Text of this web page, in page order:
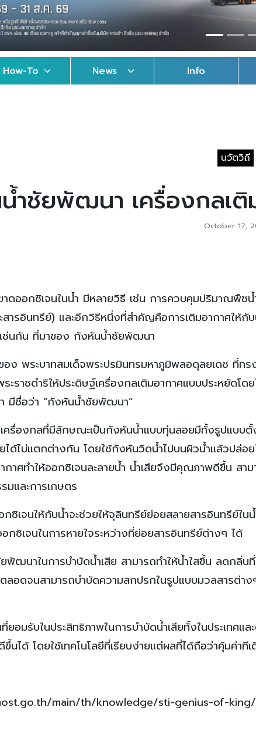
How-To News Info
นวัตวิถี
ำชัยพัฒนา เครื่องกลเติ
October 17,
ดออกซิเจนในน้ำ มีหลายวิธี เช่น การควบคุมปริมาณพืชน้
สารอินทรีย์) และอีกวิธีหนึ่งที่สำคัญคือการเติมอากาศให้กั
ช่นกัน ที่มาของ กังหันน้ำชัยพัฒนา
อง พระบาทสมเด็จพระปรมินทรมหาภูมิพลอดุลยเดช ที่ท
ราชดำริให้ประดิษฐ์เครื่องกลเติมอากาศแบบประหยัดโด
มีชื่อว่า “กังหันน้ำชัยพัฒนา”
รื่องกลที่มีลักษณะเป็นกังหันน้ำแบบทุ่นลอยมีทั้งรูปแบบตั้
ได้ไม่แตกต่างกัน โดยใช้กังหันวิดน้ำไปบนผิวน้ำแล้วปล่อ
าศทำให้ออกซิเจนละลายน้ำ น้ำเสียจึงมีคุณภาพดีขึ้น สาม
และการเกษตร
ซิเจนให้กับน้ำจะช่วยให้จุลินทรีย์ย่อยสลายสารอินทรีย์ใน
กซิเจนในการหายใจระหว่างที่ย่อยสารอินทรีย์ต่างๆ ได้
พัฒนาในการบำบัดน้ำเสีย สามารถทำให้น้ำใสขึ้น ลดกลิ่
ลอดจนสามารถบำบัดความสกปรกในรูปแบบมวลสารต่า
มรับในประสิทธิภาพในการบำบัดน้ำเสียทั้งในประเทศแล
ได้ โดยใช้เทคโนโลยีที่เรียบง่ายแต่ผลที่ได้ถือว่าคุ้มค่าทีเ
main/th/knowledge/sti-genius-of-